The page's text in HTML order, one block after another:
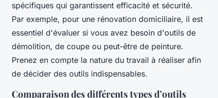
spécifiques qui garantissent efficacité et sécurité.
Par exemple, pour une rénovation domiciliaire, il est
essentiel d'évaluer si vous avez besoin d'outils de
démolition, de coupe ou peut-être de peinture.
Prenez en compte la nature du travail à réaliser afin
de décider des outils indispensables.
Comparaison des différents types d’outils